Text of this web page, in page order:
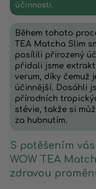
účinnosti.
Během tohoto
ТЕА Matcha Slim
posílili přirozený
přidali jsme
verum, díky čemuž
účinnější. Dosáhli
přírodních
stévie, takže si
za hubnutím.
S potěšením
WOW TEA
zdravou